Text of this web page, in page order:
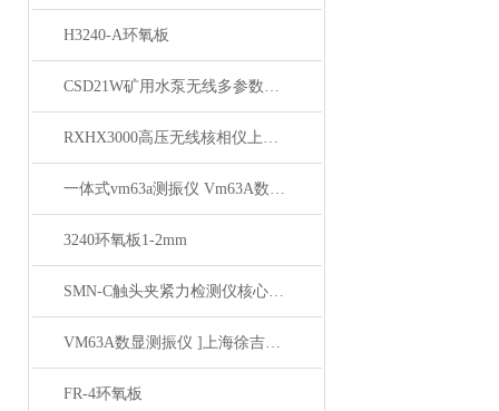
H3240-A环氧板
CSD21W矿用水泵无线多参数测试仪
RXHX3000高压无线核相仪上海徐吉电气
一体式vm63a测振仪 Vm63A数显振动仪 上海徐吉推荐
3240环氧板1-2mm
SMN-C触头夹紧力检测仪核心技术优势与性能特点
VM63A数显测振仪 ]上海徐吉电气
FR-4环氧板